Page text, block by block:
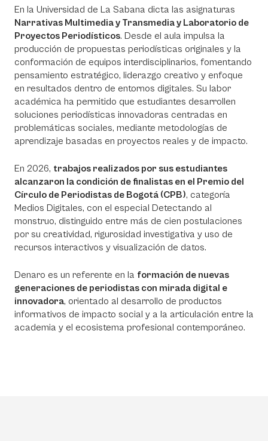
En la Universidad de La Sabana dicta las asignaturas
Narrativas Multimedia y Transmedia y Laboratorio de
Proyectos Periodísticos. Desde el aula impulsa la
producción de propuestas periodísticas originales y la
conformación de equipos interdisciplinarios, fomentando
pensamiento estratégico, liderazgo creativo y enfoque
en resultados dentro de entornos digitales. Su labor
académica ha permitido que estudiantes desarrollen
soluciones periodísticas innovadoras centradas en
problemáticas sociales, mediante metodologías de
aprendizaje basadas en proyectos reales y de impacto.
En 2026, trabajos realizados por sus estudiantes
alcanzaron la condición de finalistas en el Premio del
Círculo de Periodistas de Bogotá (CPB), categoría
Medios Digitales, con el especial Detectando al
monstruo, distinguido entre más de cien postulaciones
por su creatividad, rigurosidad investigativa y uso de
recursos interactivos y visualización de datos.
Denaro es un referente en la formación de nuevas
generaciones de periodistas con mirada digital e
innovadora, orientado al desarrollo de productos
informativos de impacto social y a la articulación entre la
academia y el ecosistema profesional contemporáneo.